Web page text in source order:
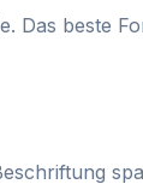
Das beste